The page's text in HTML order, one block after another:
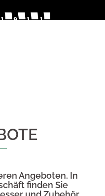
Angeboten. In
finden Sie